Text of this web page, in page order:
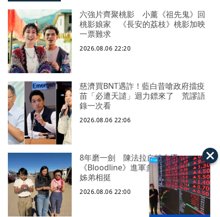
六強片齊聚桃影 小薰《祖先鬼》回
桃影娘家 《長安的荔枝》桃影加映
一票難求
2026.08.06 22:20
慈濟買BNT遇詐！藍白昔嗆政府擋疫
苗「必遭天譴」迴力鏢來了 荒謬語
錄一次看
2026.08.06 22:06
8年磨一劍 陳法拉自編自導
《Bloodline》進軍多倫多 柯林法洛
姊弟相挺
2026.08.06 22:00